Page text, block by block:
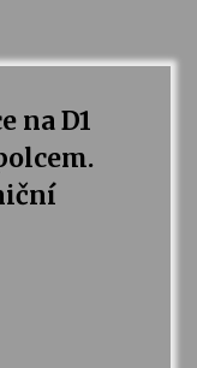
na D1